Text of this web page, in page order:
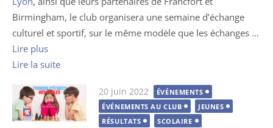
Birmingham, le club organisera une semaine d’échange
culturel et sportif, sur le même modèle que les échanges …
Lire plus
Lire la suite
Publié
le
20 juin 2022
ÉVÉNEMENTS
ÉVÉNEMENTS AU CLUB
JEUNES
RÉSULTATS
SCOLAIRE